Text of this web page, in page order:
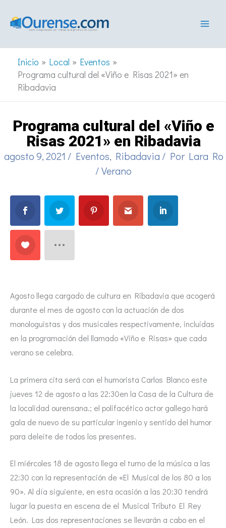
Inicio Local
Eventos
Programa cultural del «Viño e Risas 2021» en
Ribadavia
Programa cultural del «Viño e
Risas 2021» en Ribadavia
agosto 9, 2021 / Eventos, Ribadavia / Por Lara Ro
/Verano
Agosto llega cargado de cultura en Ribadavia que acogerá
durante el mes de agosto con la actuación de dos
monologuistas y dos musicales respectivamente, incluidas
en la programación del llamado «Viño e Risas» que cada
verano se celebra.
La primera cita será con el humorista Carlos Blanco este
jueves 12 de agosto a las 22:30en la Casa de la Cultura de
la localidad ourensana.; el polifacético actor gallego hará
gala de nuevo de su particular ingenio y sentido del humor
para deleite de todos los presentes.
El miércoles 18 de agosto llega el turno de la música a las
22:30 con la representación de «El Musical de los 80 a los
90». Al día siguiente, en esta ocasión a las 20:30 tendrá
lugar la puesta en escena de el Musical Tributo El Rey
León. Las dos representaciones se llevarán a cabo en el